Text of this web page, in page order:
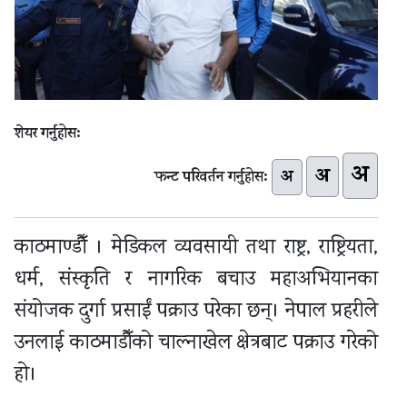
शेयर गर्नुहोस:
फन्ट परिवर्तन गर्नुहोस: अ अ अ
काठमाण्डौँ । मेडिकल व्यवसायी तथा राष्ट्र, राष्ट्रियता,
धर्म, संस्कृति र नागरिक बचाउ महाअभियानका
संयोजक दुर्गा प्रसाईं पक्राउ परेका छन्। नेपाल प्रहरीले
उनलाई काठमाडौँको चाल्नाखेल क्षेत्रबाट पक्राउ गरेको
हो।